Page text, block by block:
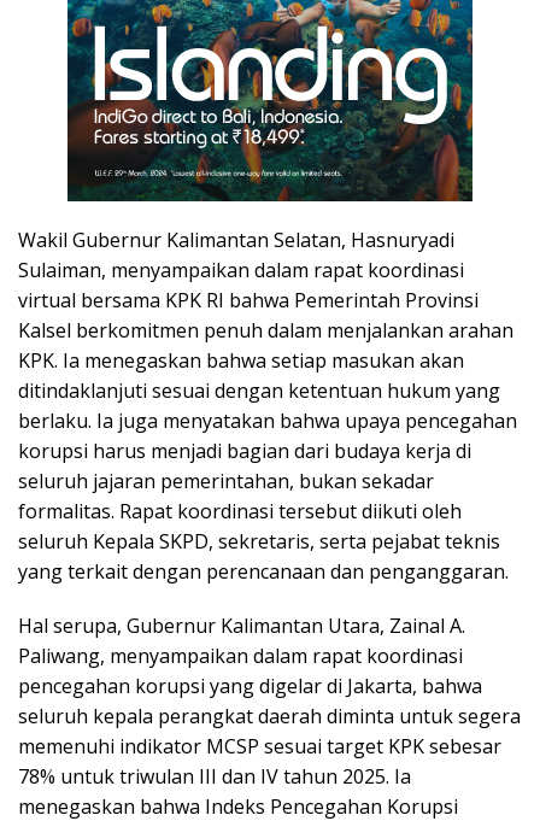
Wakil Gubernur Kalimantan Selatan, Hasnuryadi
Sulaiman, menyampaikan dalam rapat koordinasi
virtual bersama KPK RI bahwa Pemerintah Provinsi
Kalsel berkomitmen penuh dalam menjalankan arahan
KPK. Ia menegaskan bahwa setiap masukan akan
ditindaklanjuti sesuai dengan ketentuan hukum yang
berlaku. Ia juga menyatakan bahwa upaya pencegahan
korupsi harus menjadi bagian dari budaya kerja di
seluruh jajaran pemerintahan, bukan sekadar
formalitas. Rapat koordinasi tersebut diikuti oleh
seluruh Kepala SKPD, sekretaris, serta pejabat teknis
yang terkait dengan perencanaan dan penganggaran.
Hal serupa, Gubernur Kalimantan Utara, Zainal A.
Paliwang, menyampaikan dalam rapat koordinasi
pencegahan korupsi yang digelar di Jakarta, bahwa
seluruh kepala perangkat daerah diminta untuk segera
memenuhi indikator MCSP sesuai target KPK sebesar
78% untuk triwulan III dan IV tahun 2025. Ia
menegaskan bahwa Indeks Pencegahan Korupsi